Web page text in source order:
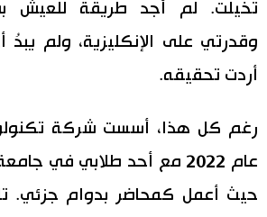
تخيلت. لم أجد طريقة للعيش
وقدرتي على الإنكليزية، ولم يبدُ
أردت تحقيقه.
رغم كل هذا، أسست شركة
عام 2022 مع أحد طلابي في
حيث أعمل كمحاضر بدوام جزئي.